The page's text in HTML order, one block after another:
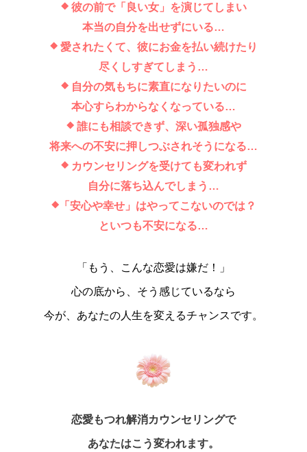
◆彼の前で「良い女」を演じてしまい
本当の自分を出せずにいる…
◆愛されたくて、彼にお金を払い続けたり
尽くしすぎてしまう…
◆自分の気もちに素直になりたいのに
本心すらわからなくなっている…
◆誰にも相談できず、深い孤独感や
将来への不安に押しつぶされそうになる…
◆カウンセリングを受けても変われず
自分に落ち込んでしまう…
◆「 安心や幸せ」はやってこないのでは？
といつも不安になる…
「もう、こんな恋愛は嫌だ！」
心の底から、そう感じているなら
今が、あなたの人生を変えるチャンスです。
恋愛もつれ解消カウンセリングで
あなたはこう変われます。